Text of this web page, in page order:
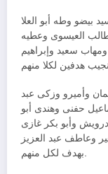
بيضو وطه أبو العلا
العيسوى وعطيه
سعيد وإبراهيم
وأميرو وزكى عبد
حفنى وهندى أبو
وأبو بكر غازى
وعاطف عبد العزيز
بهدف لكل منهم.